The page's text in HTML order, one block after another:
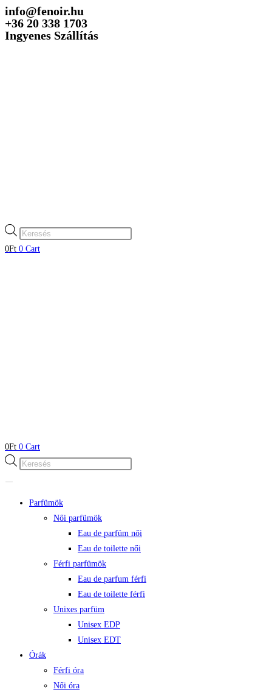
Skip
to
content
info@fenoir.hu
+36 20 338 1703
Ingyenes Szállítás
Products
search
0Ft 0 Cart
0Ft 0 Cart
Products
Parfümök
Női parfümök
Eau de parfüm női
Eau de toilette női
Férfi parfümök
Eau de parfum férfi
Eau de toilette férfi
Unixes parfüm
Unisex EDP
Unisex EDT
Órák
Férfi óra
Női óra